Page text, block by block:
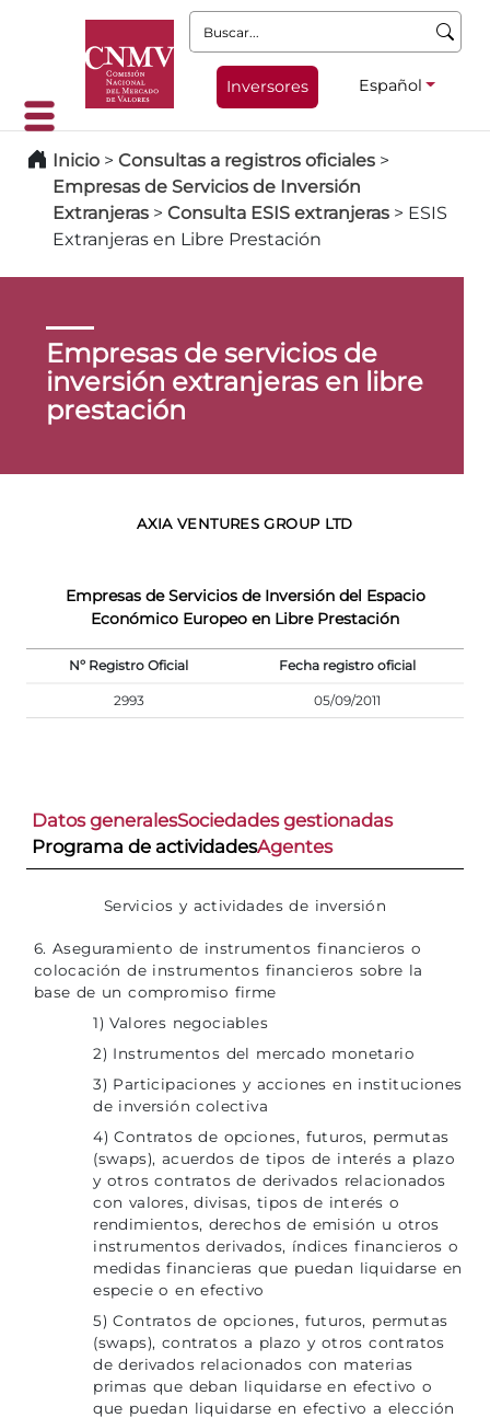
Buscar:
Inversores Español
Inicio > Consultas a registros oficiales >
Empresas de Servicios de Inversión
Extranjeras > Consulta ESIS extranjeras > ESIS
Extranjeras en Libre Prestación
Empresas de servicios de
inversión extranjeras en libre
prestación
AXIA VENTURES GROUP LTD
Empresas de Servicios de Inversión del Espacio
Económico Europeo en Libre Prestación
Nº Registro Oficial Fecha registro oficial
2993 05/09/2011
Datos generalesSociedades gestionadas
Programa de actividadesAgentes
Servicios y actividades de inversión
6. Aseguramiento de instrumentos financieros o
colocación de instrumentos financieros sobre la
base de un compromiso firme
1) Valores negociables
2) Instrumentos del mercado monetario
3) Participaciones y acciones en instituciones
de inversión colectiva
4) Contratos de opciones, futuros, permutas
(swaps), acuerdos de tipos de interés a plazo
y otros contratos de derivados relacionados
con valores, divisas, tipos de interés o
rendimientos, derechos de emisión u otros
instrumentos derivados, índices financieros o
medidas financieras que puedan liquidarse en
especie o en efectivo
5) Contratos de opciones, futuros, permutas
(swaps), contratos a plazo y otros contratos
de derivados relacionados con materias
primas que deban liquidarse en efectivo o
que puedan liquidarse en efectivo a elección